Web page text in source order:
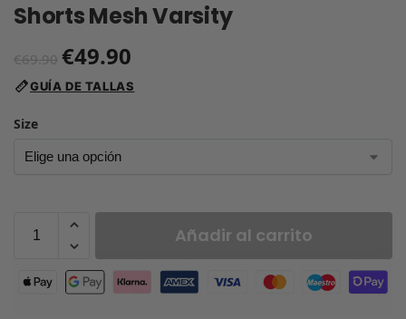
Shorts Mesh Varsity
€69.90 €49.90
GUÍA DE TALLAS
Size
Añadir al carrito